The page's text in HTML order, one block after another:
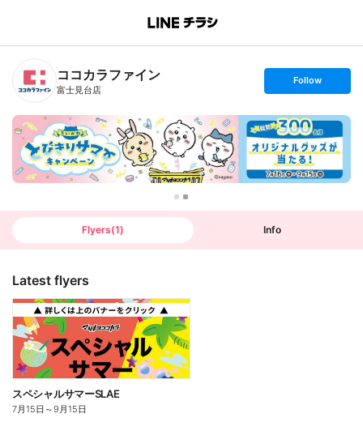
B
n
T
ココカラファイン
富士見台店
s
t
o
l
l
o
w
Follow
Flyers(1) Info
Latest flyers
スペシャルサマーSLAE
7月15日 ～9月15日